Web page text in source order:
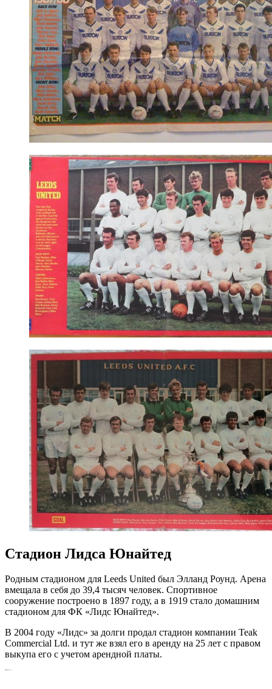
Стадион Лидса Юнайтед
Родным стадионом для Leeds United был Элланд Роунд. Арена
вмещала в себя до 39,4 тысяч человек. Спортивное
сооружение построено в 1897 году, а в 1919 стало домашним
стадионом для ФК «Лидс Юнайтед».
В 2004 году «Лидс» за долги продал стадион компании Teak
Commercial Ltd. и тут же взял его в аренду на 25 лет с правом
выкупа его с учетом арендной платы.